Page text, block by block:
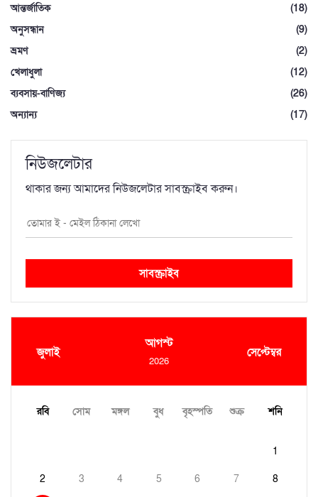
আন্তর্জাতিক
(18)
অনুসন্ধান
(9)
ভ্রমণ
(2)
খেলাধুলা
(12)
ব্যবসায়-বাণিজ্য
(26)
অন্যান্য
(17)
নিউজলেটার
থাকার জন্য আমাদের নিউজলেটার সাবস্ক্রাইব করুন।
সাবস্ক্রাইব
জুলাই
আগস্ট
2026
সেপ্টেম্বর
রবি সোম মঙ্গল বুধ বৃহস্পতি শুক্র শনি
1
2 3 4 5 6 7 8